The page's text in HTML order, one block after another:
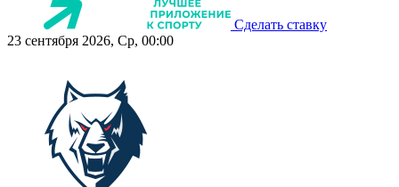
Сделать ставку
23 сентября 2026, Ср, 00:00